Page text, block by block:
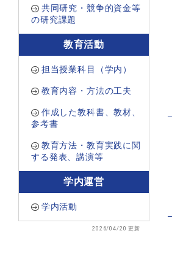
共同研究・競争的資金等
の研究課題
教育活動
担当授業科目（学内）
教育内容・方法の工夫
作成した教科書、教材、
参考書
教育方法・教育実践に関
する発表、講演等
学内運営
学内活動
2026/04/20 更新